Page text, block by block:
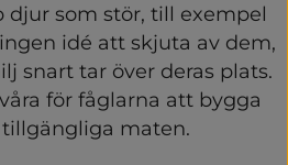
djur som stör, till exempel
idé att skjuta av dem,
snart tar över deras plats.
för fåglarna att bygga
maten.